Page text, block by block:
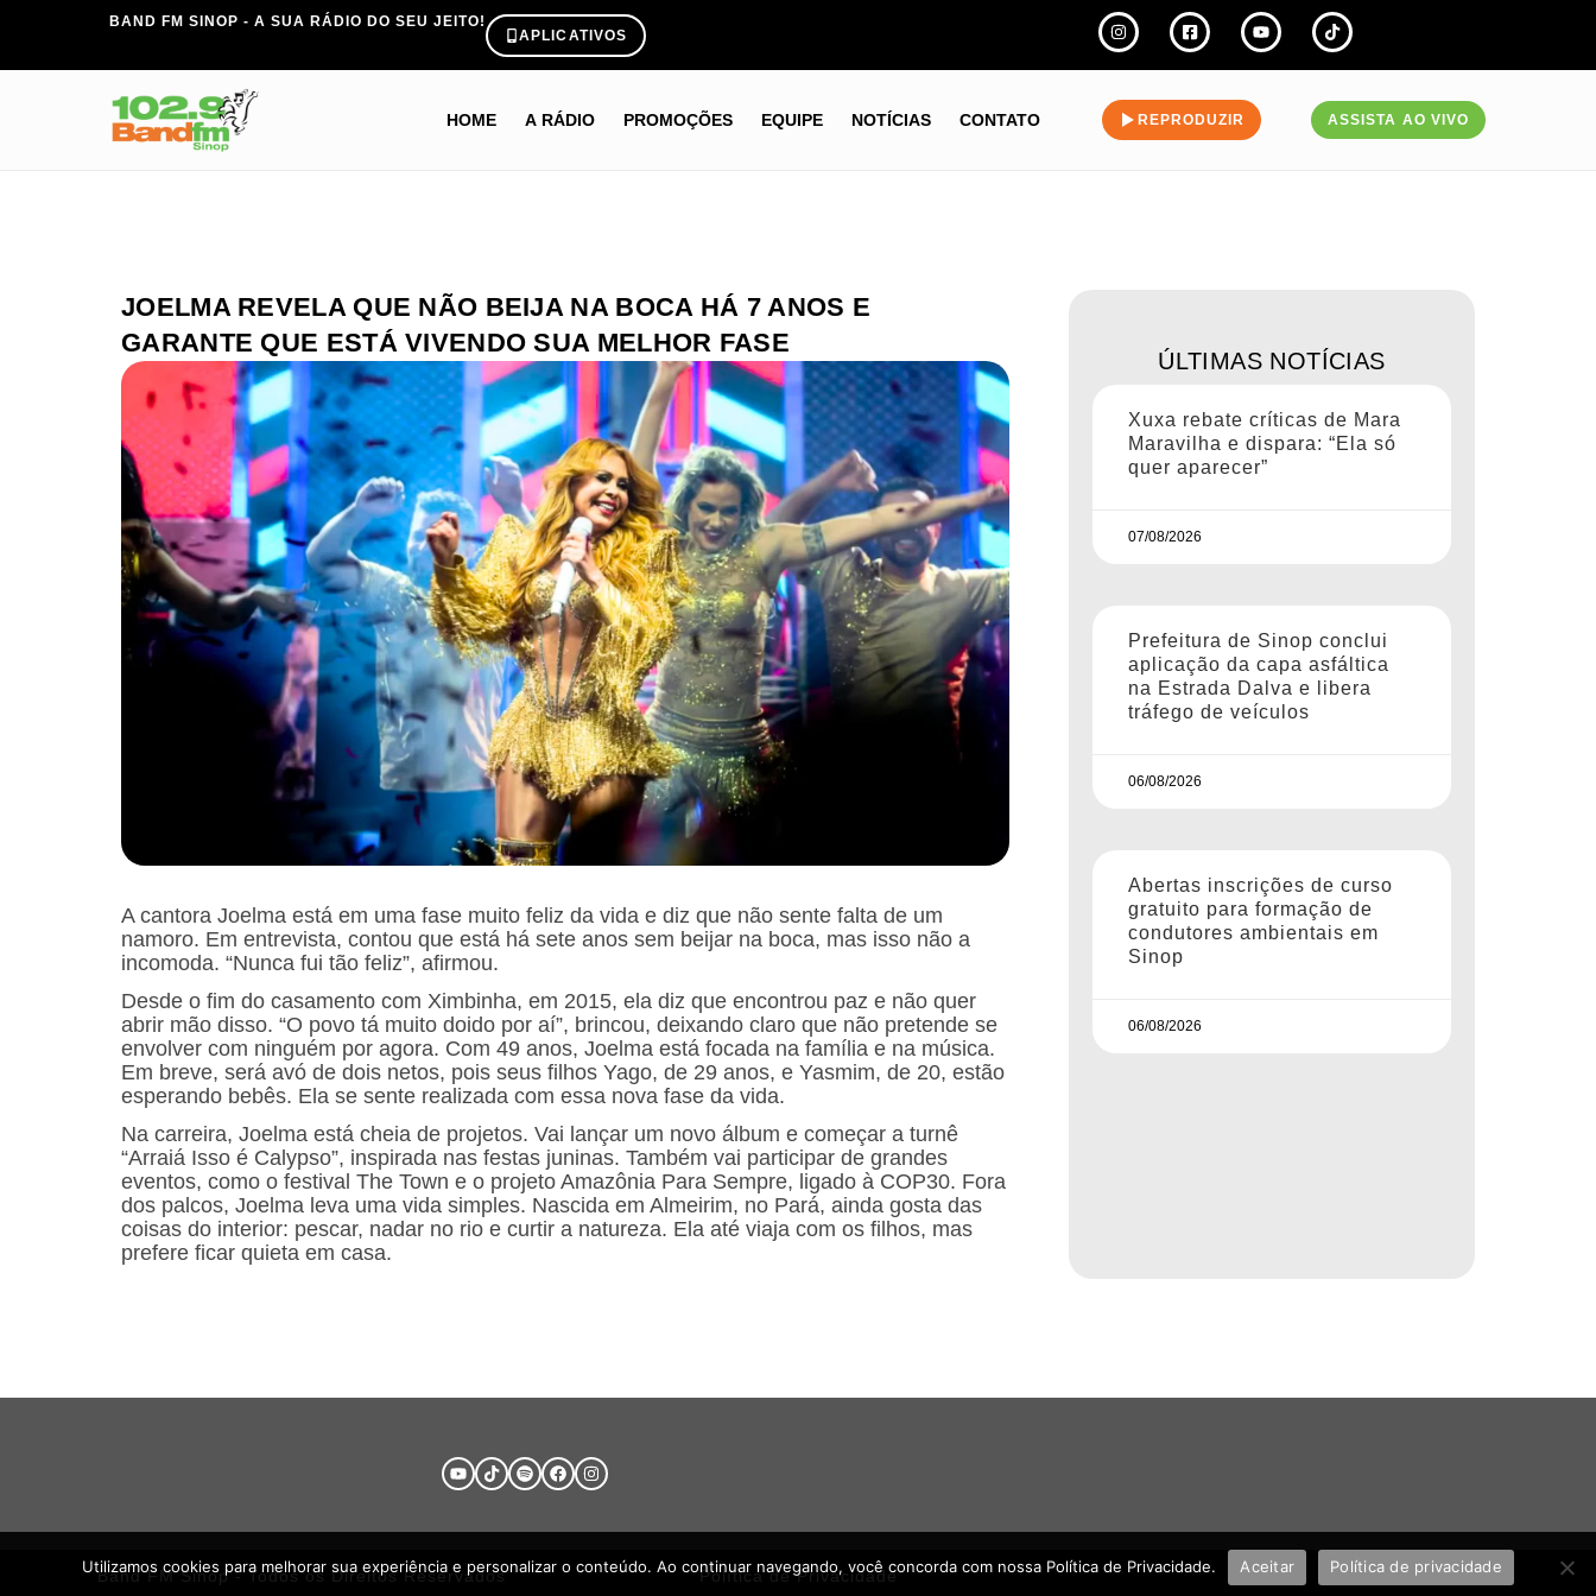
BAND FM SINOP - A SUA RÁDIO DO SEU JEITO!
APLICATIVOS
HOME A RÁDIO PROMOÇÕES EQUIPE NOTÍCIAS CONTATO REPRODUZIR ASSISTA AO VIVO
JOELMA REVELA QUE NÃO BEIJA NA BOCA HÁ 7 ANOS E
GARANTE QUE ESTÁ VIVENDO SUA MELHOR FASE
A cantora Joelma está em uma fase muito feliz da vida e diz que não sente falta de um
namoro. Em entrevista, contou que está há sete anos sem beijar na boca, mas isso não a
incomoda. “Nunca fui tão feliz”, afirmou.
Desde o fim do casamento com Ximbinha, em 2015, ela diz que encontrou paz e não quer
abrir mão disso. “O povo tá muito doido por aí”, brincou, deixando claro que não pretende se
envolver com ninguém por agora. Com 49 anos, Joelma está focada na família e na música.
Em breve, será avó de dois netos, pois seus filhos Yago, de 29 anos, e Yasmim, de 20, estão
esperando bebês. Ela se sente realizada com essa nova fase da vida.
Na carreira, Joelma está cheia de projetos. Vai lançar um novo álbum e começar a turnê
“Arraiá Isso é Calypso”, inspirada nas festas juninas. Também vai participar de grandes
eventos, como o festival The Town e o projeto Amazônia Para Sempre, ligado à COP30. Fora
dos palcos, Joelma leva uma vida simples. Nascida em Almeirim, no Pará, ainda gosta das
coisas do interior: pescar, nadar no rio e curtir a natureza. Ela até viaja com os filhos, mas
prefere ficar quieta em casa.
ÚLTIMAS NOTÍCIAS
Xuxa rebate críticas de Mara
Maravilha e dispara: “Ela só
quer aparecer”
07/08/2026
Prefeitura de Sinop conclui
aplicação da capa asfáltica
na Estrada Dalva e libera
tráfego de veículos
06/08/2026
Abertas inscrições de curso
gratuito para formação de
condutores ambientais em
Sinop
06/08/2026
Band FM Sinop - Todos os Direitos Reservados Política de Privacidade UHOST
Utilizamos cookies para melhorar sua experiência e personalizar o conteúdo. Ao continuar navegando, você concorda com nossa Política de Privacidade. Aceitar Política de privacidade